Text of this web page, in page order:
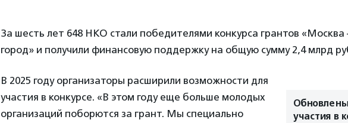
За шесть лет 648 НКО стали победителями конкурса грантов
город» и получили финансовую поддержку на общую сумму 2,4 млрд
участия в
В 2025 году организаторы расширили возможности для
участия в конкурсе. «В этом году еще больше молодых
организаций поборются за грант. Мы специально